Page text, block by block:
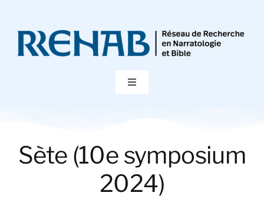
contenu
Toggle
Colloques
Sète (10e symposium
2024)